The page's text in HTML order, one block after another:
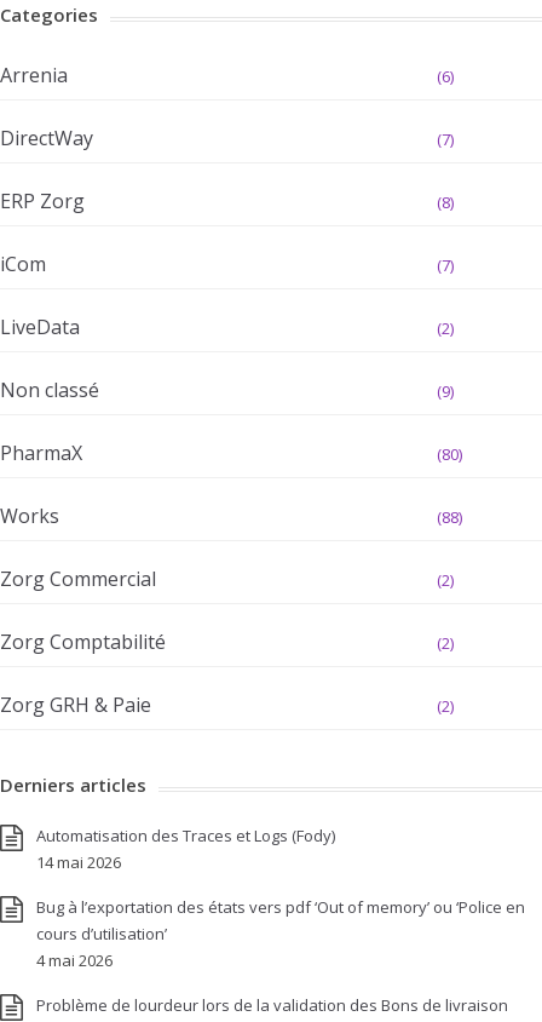
Categories
Arrenia (6)
DirectWay (7)
ERP Zorg (8)
iCom (7)
LiveData (2)
Non classé (9)
PharmaX (80)
Works (88)
Zorg Commercial (2)
Zorg Comptabilité (2)
Zorg GRH & Paie (2)
Derniers articles
Automatisation des Traces et Logs (Fody)
14 mai 2026
Bug à l’exportation des états vers pdf ‘Out of memory’ ou ‘Police en
cours d’utilisation’
4 mai 2026
Problème de lourdeur lors de la validation des Bons de livraison